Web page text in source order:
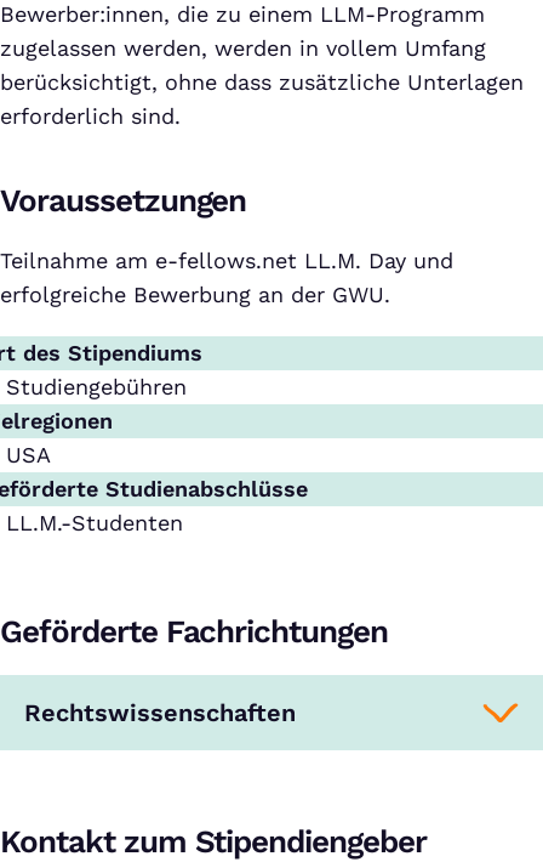
Bewerber:innen, die zu einem LLM-Programm
zugelassen werden, werden in vollem Umfang
berücksichtigt, ohne dass zusätzliche Unterlagen
erforderlich sind.
Voraussetzungen
Teilnahme am e-fellows.net LL.M. Day und
erfolgreiche Bewerbung an der GWU.
des Stipendiums
Studiengebühren
USA
Studienabschlüsse
LL.M.-Studenten
Geförderte Fachrichtungen
Rechtswissenschaften
Kontakt zum Stipendiengeber